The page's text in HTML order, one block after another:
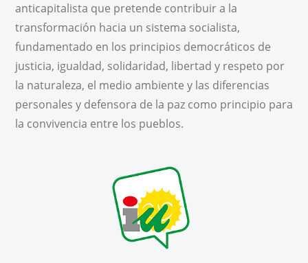
anticapitalista que pretende contribuir a la
transformación hacia un sistema socialista,
fundamentado en los principios democráticos de
justicia, igualdad, solidaridad, libertad y respeto por
la naturaleza, el medio ambiente y las diferencias
personales y defensora de la paz como principio para
la convivencia entre los pueblos.